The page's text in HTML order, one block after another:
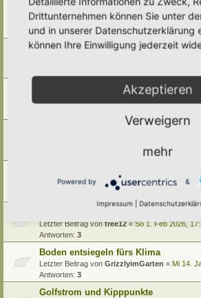
Nichtkommerzielle Vogelfotos aus
Letzter Beitrag von Ann1981« Do 12. Mär
Antworten:1
genetische Diversität - Wie groß ist
Fr 20. Feb
Letzter Beitrag von tree12«Mo 2. Feb 2026,
Letzter Beitrag von tree12 « So 1. Feb 2026,
Antworten: 3
Boden entsiegeln fürs Klima
Letzter Beitrag von GrizzlyimGarten « Mi 14.
Antworten: 3
Golfstrom und Kipppunkte
Drittunternehmen können Sie unter
und in unserer Datenschutzerklärung
können Ihre Einwilligung jederzeit
Akzeptieren
Verweigern
mehr
Powered by &
Impressum